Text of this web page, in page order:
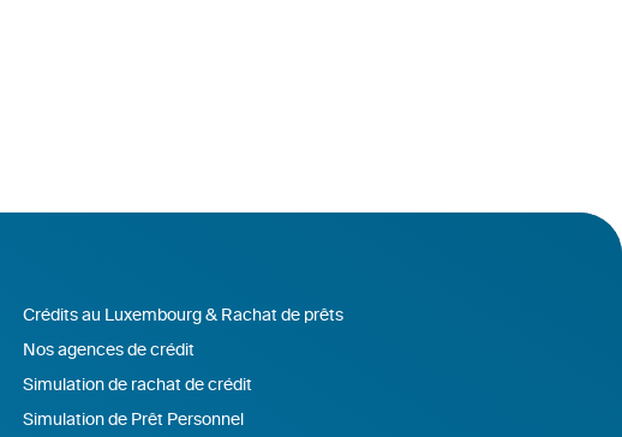
Crédits au Luxembourg & Rachat de prêts
Nos agences de crédit
Simulation de rachat de crédit
Simulation de Prêt Personnel